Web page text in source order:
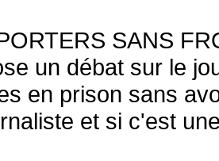
SANS
un débat sur le
en prison sans
et si c'est